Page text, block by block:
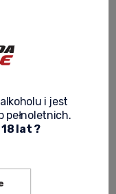
VSOP
0,7L
i jest
pełnoletnich.
lat ?